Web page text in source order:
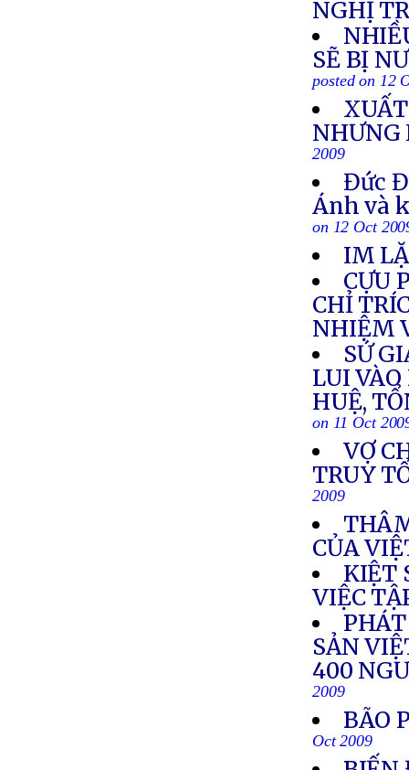
NGHỊ
SẼ BỊ
posted on 12
NHƯNG
2009
Đức
Ánh và
on 12 Oct
IM
CỰU
CHỈ
NHIỆM
SỨ
LUI
HUỆ,
on 11 Oct
VỢ
TRUY
2009
CỦA
KIỆT
VIỆC
SẢN
400
2009
BÃO
Oct 2009